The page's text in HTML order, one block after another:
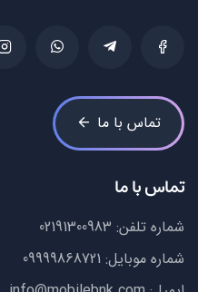
تماس با ما
تماس با ما
شماره تلفن: 02191300983
شماره موبایل: 09999868721